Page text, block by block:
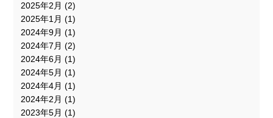
2025年2月 (2)
2025年1月 (1)
2024年9月 (1)
2024年7月 (2)
2024年6月 (1)
2024年5月 (1)
2024年4月 (1)
2024年2月 (1)
2023年5月 (1)